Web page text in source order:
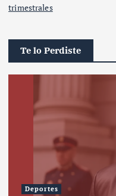
trimestrales
Te lo Perdiste
Deportes